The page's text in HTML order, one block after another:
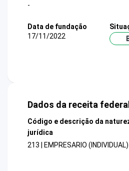
-
Data de fundação
17/11/2022
Dados da receita federal
Código e descrição da
jurídica
213 | EMPRESARIO (INDIVIDUAL)